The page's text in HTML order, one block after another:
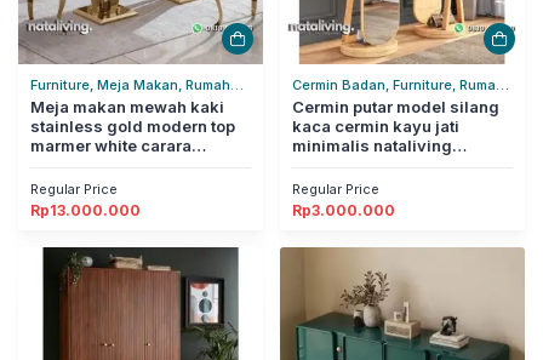
Furniture, Meja Makan, Rumah
Tangga
Meja makan mewah kaki
stainless gold modern top
marmer white carara
Regular Price
Rp13.000.000
Cermin Badan, Furniture, Rumah
Tangga
Cermin putar model silang
kaca cermin kayu jati
minimalis nataliving
Regular Price
Rp3.000.000